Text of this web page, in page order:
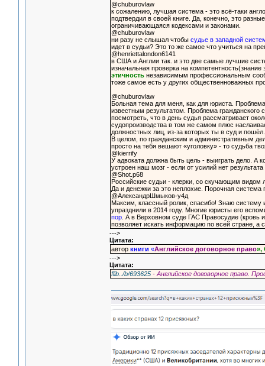
@chuburovlaw
к сожалению, лучшая система - это всё-таки
подтвердил в своей книге. Да, конечно, это
ограничивающаяся кодексами и законами.
@chuburovlaw
ни разу не слышал чтобы судье в западной
идет в судьи? Это то же самое что учиться на
@henriettalondon6141
в США и Англии так. и это две самые лучшие
изначальная проверка на
этичность независимым профессиональным
тоже самое есть у других общественноважных
@chuburovlaw
Больная тема для меня, как для юриста.
известным результатом. Проблема гражданского
посмотреть, что в день судья рассматривает
судопроизводства в том же самом плюс
должностных лиц, из-за которых ты в суд и пошёл.
В целом, по гражданским и административным
просто на тебя вешают «уголовку» - то судьба
@kierrify
У адвоката должна быть цель - выиграть дело. А
устроен наш мозг - если от усилий нет результата
@Shot.p68
Российские судьи - клерки, со скучающим
Да и денежки за это неплохие. Порочная система
@АлександрШмыков-у4д
Максим, классный ролик, спасибо! Знаю
упразднили в 2014 году. Многие юристы его
пор . А в Верховном суде ГАС Правосудие (кровь
позволяет искать информацию по всей стране, а
--->
Цитата:
автор книги «Английское договорное право»,
--->
Цитата:
flib../b/693625 - Английское договорное право.